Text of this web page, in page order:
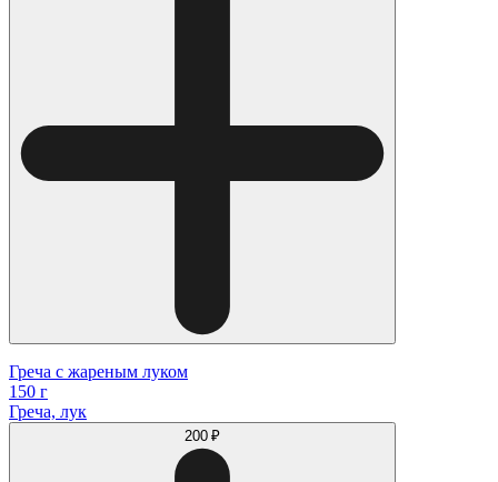
Греча с жареным луком
150 г
Греча, лук
200 ₽